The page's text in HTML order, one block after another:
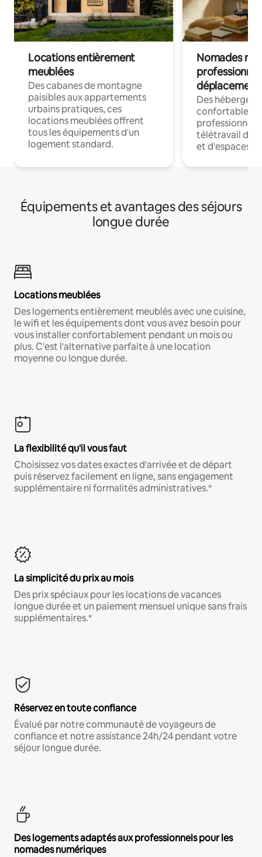
Locations entièrement
meublées
Des cabanes de montagne
paisibles aux appartements
urbains pratiques, ces
locations meublées offrent
tous les équipements d'un
logement standard.
Nomades
déplacement
Des
confortables
professionnels
télétravail
et d'espaces
Équipements et avantages des séjours
longue durée
Locations meublées
Des logements entièrement meublés avec une cuisine,
le wifi et les équipements dont vous avez besoin pour
vous installer confortablement pendant un mois ou
plus. C'est l'alternative parfaite à une location
moyenne ou longue durée.
La flexibilité qu'il vous faut
Choisissez vos dates exactes d'arrivée et de départ
puis réservez facilement en ligne, sans engagement
supplémentaire ni formalités administratives.*
La simplicité du prix au mois
Des prix spéciaux pour les locations de vacances
longue durée et un paiement mensuel unique sans frais
supplémentaires.*
Réservez en toute confiance
Évalué par notre communauté de voyageurs de
confiance et notre assistance 24h/24 pendant votre
séjour longue durée.
Des logements adaptés aux professionnels pour les
nomades numériques